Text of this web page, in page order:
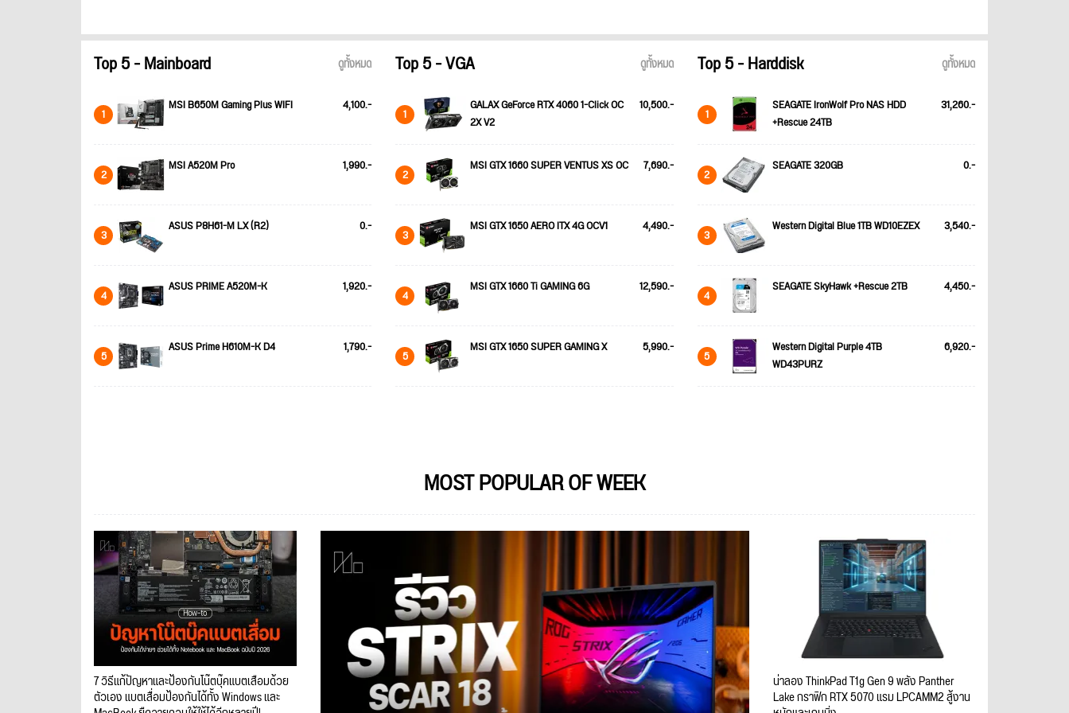
Top 5 - Mainboard ดูทั้งหมด
1 MSI B650M Gaming Plus WIFI 4,100.-
2 MSI A520M Pro 1,990.-
3 ASUS P8H61-M LX (R2) 0.-
4 ASUS PRIME A520M-K 1,920.-
5 ASUS Prime H610M-K D4 1,790.-
Top 5 - VGA ดูทั้งหมด
1
GALAX GeForce RTX 4060 1-Click OC
2X V2
10,500.-
2 MSI GTX 1660 SUPER VENTUS XS OC 7,690.-
3 MSI GTX 1650 AERO ITX 4G OCV1 4,490.-
4 MSI GTX 1660 Ti GAMING 6G 12,590.-
5 MSI GTX 1650 SUPER GAMING X 5,990.-
Top 5 - Harddisk ดูทั้งหมด
1
SEAGATE IronWolf Pro NAS HDD
+Rescue 24TB
31,260.-
2 SEAGATE 320GB 0.-
3 Western Digital Blue 1TB WD10EZEX 3,540.-
4 SEAGATE SkyHawk +Rescue 2TB 4,450.-
5
Western Digital Purple 4TB
WD43PURZ
6,920.-
MOST POPULAR OF WEEK
7 วิธีแก้ปัญหาและป้องกันโน๊ตบุ๊คแบตเสื่อมด้วย
ตัวเอง แบตเสื่อมป้องกันได้ทั้ง Windows และ
น่าลอง ThinkPad T1g Gen 9 พลัง Panther
Lake กราฟิก RTX 5070 แรม LPCAMM2 สู้งาน